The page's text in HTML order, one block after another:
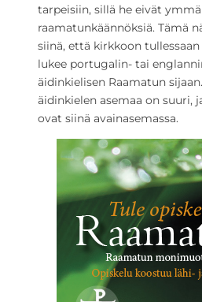
tarpeisiin, sillä he eivät
raamatunkäännöksiä. Tämä
siinä, että kirkkoon
lukee portugalin- tai
äidinkielisen Raamatun
äidinkielen asemaa on suuri,
ovat siinä avainasemassa.